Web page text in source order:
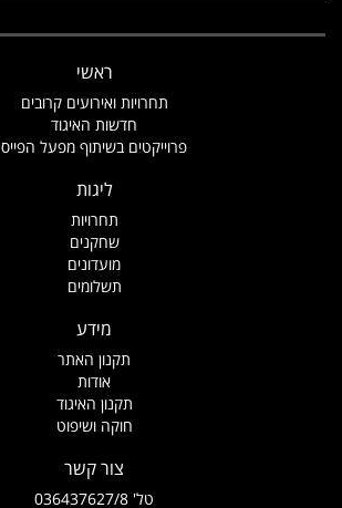
ראשי
תחרויות ואירועים קרובים
חדשות האיגוד
פרוייקטים בשיתוף מפעל הפייס
ליגות
תחרויות
שחקנים
מועדונים
תשלומים
מידע
תקנון האתר
אודות
תקנון האיגוד
חוקה ושיפוט
צור קשר
טל' 036437627/8